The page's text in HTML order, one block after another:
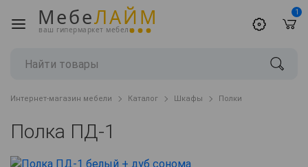
МебеЛАЙМ
ваш гипермаркет мебели
1
Интернет-магазин мебели Каталог Шкафы Полки
Полка ПД-1